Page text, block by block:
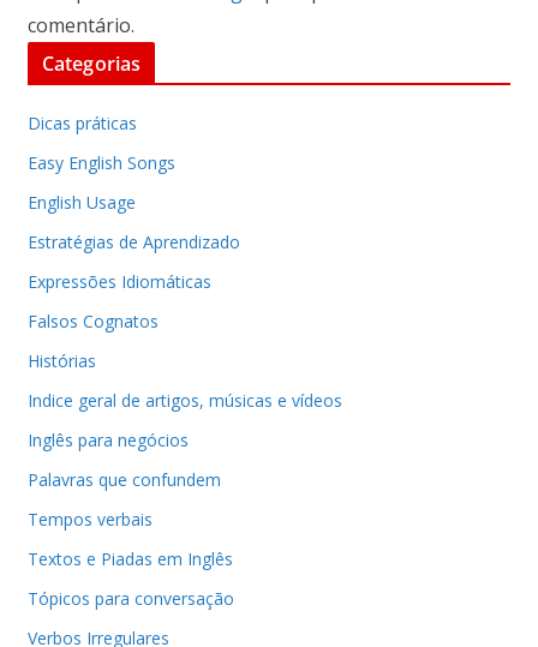
comentário.
Categorias
Dicas práticas
Easy English Songs
English Usage
Estratégias de Aprendizado
Expressões Idiomáticas
Falsos Cognatos
Histórias
Indice geral de artigos, músicas e vídeos
Inglês para negócios
Palavras que confundem
Tempos verbais
Textos e Piadas em Inglês
Tópicos para conversação
Verbos Irregulares